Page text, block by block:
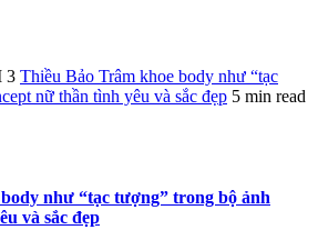
Thiều Bảo Trâm khoe body như “tạc
nữ thần tình yêu và sắc đẹp 5 min read
như “tạc tượng” trong bộ ảnh
và sắc đẹp